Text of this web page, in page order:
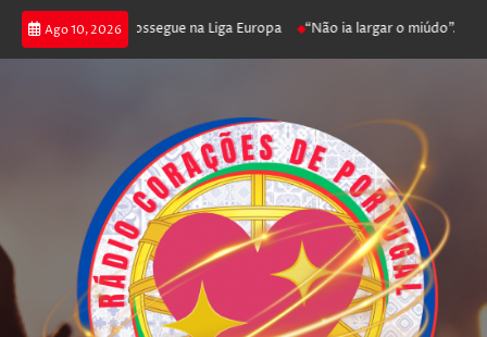
Ago 10, 2026
joga poker e prossegue na Liga Europa “Não ia largar o miúdo”.